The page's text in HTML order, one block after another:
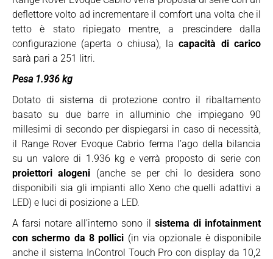
deflettore volto ad incrementare il comfort una volta che il
tetto è stato ripiegato mentre, a prescindere dalla
configurazione (aperta o chiusa), lacapacità di carico
sarà pari a 251 litri.
Pesa 1.936 kg
Dotato di sistema di protezione contro il ribaltamento
basato su due barre in alluminio che impiegano 90
millesimi di secondo per dispiegarsi in caso di necessità,
il Range Rover Evoque Cabrio ferma l’ago della bilancia
su un valore di 1.936 kg e verrà proposto di serie con
proiettori alogeni (anche se per chi lo desidera sono
disponibili sia gli impianti allo Xeno che quelli adattivi a
LED) e luci di posizione a LED.
A farsi notare all’interno sono il sistema di infotainment
con schermo da 8 pollici (in via opzionale è disponibile
anche il sistema InControl Touch Pro con display da 10,2